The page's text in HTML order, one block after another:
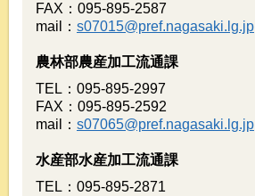
FAX：095-895-2587
mail： s07015@pref.nagasaki.lg.jp
農林部農産加工流通課
TEL：095-895-2997
FAX：095-895-2592
mail： s07065@pref.nagasaki.lg.jp
水産部水産加工流通課
TEL：095-895-2871